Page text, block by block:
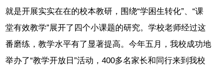
就是开展实实在在的校本教研，围绕“学困生转化”、“课
堂有效教学”展开了四个小课题的研究。学校老师经过这
番磨练，教学水平有了显著提高。今年五月，我校成功地
举办了“教学开放日”活动，400多名家长和同行来到我校